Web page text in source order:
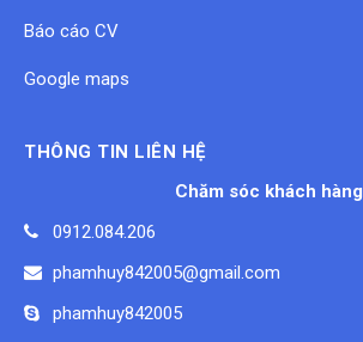
Báo cáo CV
Google maps
THÔNG TIN LIÊN HỆ
Chăm sóc khách hàng
0912.084.206
phamhuy842005@gmail.com
phamhuy842005